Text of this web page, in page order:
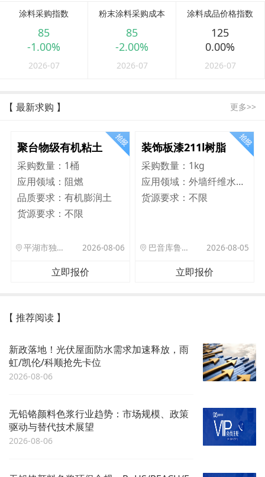
涂料采购指数
85
-1.00%
2026-07
粉末涂料采购成本
85
-2.00%
2026-07
涂料成品价格指数
125
0.00%
2026-07
【 最新求购 】 更多>>
聚台物级有机粘土
采购数量： 1桶
应用领域： 阻燃
品质要求： 有机膨润土
货源要求： 不限
平湖市独山港镇集港路 589 号 2026-08-06
立即报价
装饰板漆211l树脂
采购数量： 1kg
应用领域：
外墙纤维水泥板
货源要求：不限
巴音库鲁提镇,托帕口岸六号库房 2026-08-05
立即报价
【 推荐阅读 】
新政落地！光伏屋面防水需求加速释放，雨
虹/凯伦/科顺抢先卡位
2026-08-06
无铅铬颜料色浆行业趋势：市场规模、政策
驱动与替代技术展望
2026-08-06